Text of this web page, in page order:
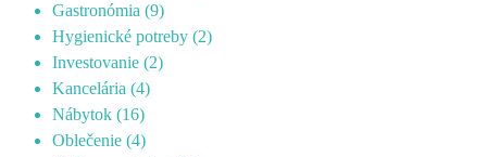
Gastronómia (9)
Hygienické potreby (2)
Investovanie (2)
Kancelária (4)
Nábytok (16)
Oblečenie (4)